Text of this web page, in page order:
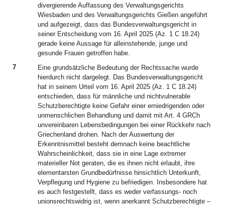
divergierende Auffassung des Verwaltungsgerichts
Wiesbaden und des Verwaltungsgerichts Gießen angeführt
und aufgezeigt, dass das Bundesverwaltungsgericht in
seiner Entscheidung vom 16. April 2025 (Az. 1 C 18.24)
gerade keine Aussage für alleinstehende, junge und
gesunde Frauen getroffen habe.
7
Eine grundsätzliche Bedeutung der Rechtssache wurde
hierdurch nicht dargelegt. Das Bundesverwaltungsgericht
hat in seinem Urteil vom 16. April 2025 (Az. 1 C 18.24)
entschieden, dass für männliche und nichtvulnerable
Schutzberechtigte keine Gefahr einer erniedrigenden oder
unmenschlichen Behandlung und damit mit Art. 4 GRCh
unvereinbaren Lebensbedingungen bei einer Rückkehr nach
Griechenland drohen. Nach der Auswertung der
Erkenntnismittel besteht demnach keine beachtliche
Wahrscheinlichkeit, dass sie in eine Lage extremer
materieller Not geraten, die es ihnen nicht erlaubt, ihre
elementarsten Grundbedürfnisse hinsichtlich Unterkunft,
Verpflegung und Hygiene zu befriedigen. Insbesondere hat
es auch festgestellt, dass es weder verfassungs- noch
unionsrechtswidrig ist, wenn anerkannt Schutzberechtigte –